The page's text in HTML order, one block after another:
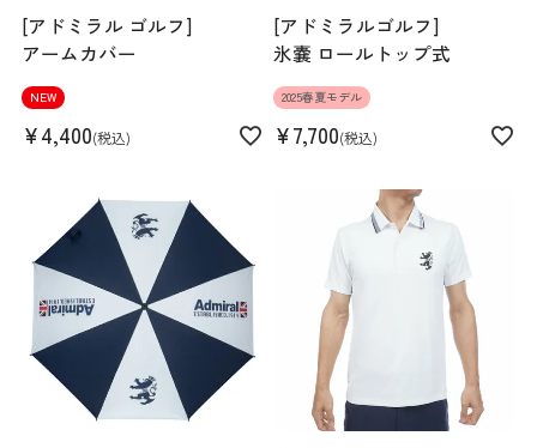
[アドミラル ゴルフ]
アームカバー
NEW
¥4,400 税込
[アドミラルゴルフ]
氷嚢 ロールトップ式
2025春夏モデル
¥7,700 税込